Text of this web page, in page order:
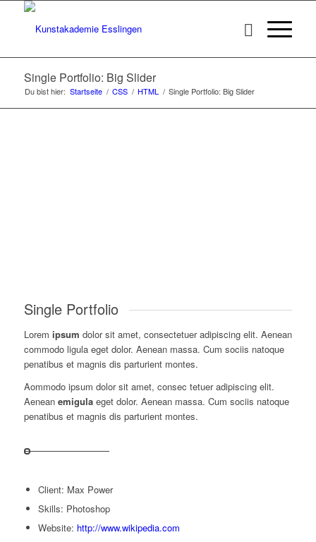
Single Portfolio: Big Slider
Du bist hier: Startseite / CSS / HTML / Single Portfolio: Big Slider
Single Portfolio
Lorem ipsum dolor sit amet, consectetuer adipiscing elit. Aenean
commodo ligula eget dolor. Aenean massa. Cum sociis natoque
penatibus et magnis dis parturient montes.
Aommodo ipsum dolor sit amet, consec tetuer adipiscing elit.
Aenean emigulaeget dolor. Aenean massa. Cum sociis natoque
penatibus et magnis dis parturient montes.
Client: Max Power
Skills: Photoshop
Website: http://www.wikipedia.com